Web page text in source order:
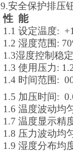
9.安全保护排压
性 能
1.1 设定温度:
1.2 湿度范围:
1.3湿度控制稳
1.3 使用压力:
1.4 时间范围:
1.5 加压时间:
1.6 温度波动均
1.7 温度显示精
1.8 压力波动均
1.9 湿度分布均